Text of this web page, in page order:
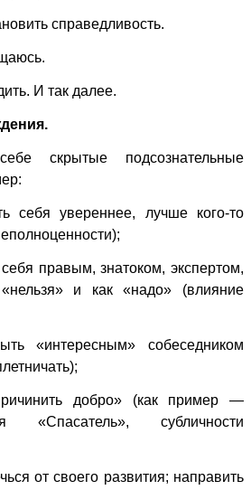
справедливость.
И так далее.
скрытые подсознательные
себя увереннее, лучше кого-то
правым, знатоком, экспертом,
и как «надо» (влияние
«интересным» собеседником
добро» (как пример —
«Спасатель», субличности
от своего развития; направить